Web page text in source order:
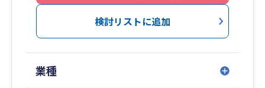
検討リストに追加
業種